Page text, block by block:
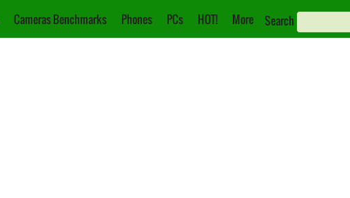
Cameras Benchmarks Phones PCs HOT! More Search